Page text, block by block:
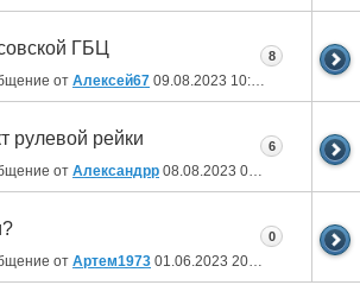
ГБЦ
от Алексей67 09.08.2023 10:49
8
рулевой рейки
от Александрр 08.08.2023 06:53
6
от Артем1973 01.06.2023 20:04
0